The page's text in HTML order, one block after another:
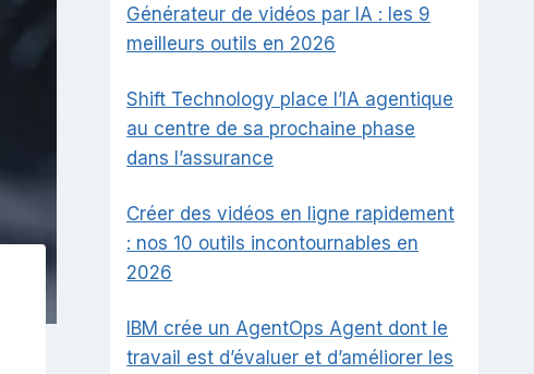
Générateur de vidéos par IA : les 9
meilleurs outils en 2026
Shift Technology place l’IA agentique
au centre de sa prochaine phase
dans l’assurance
Créer des vidéos en ligne rapidement
: nos 10 outils incontournables en
2026
IBM crée un AgentOps Agent dont le
travail est d’évaluer et d’améliorer les